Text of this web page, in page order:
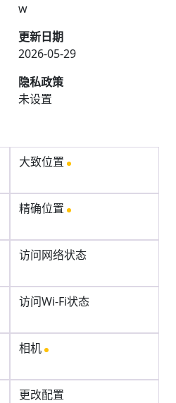
w
更新日期
2026-05-29
隐私政策
未设置
大致位置
精确位置
访问网络状态
访问Wi-Fi状态
相机
更改配置